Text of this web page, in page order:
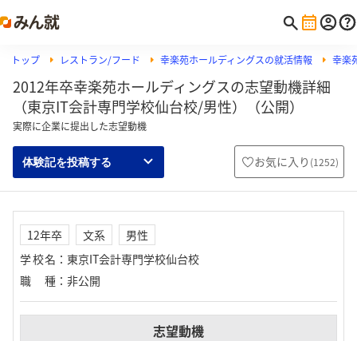
トップ レストラン/フード 幸楽苑ホールディングスの就活情報 幸楽
2012年卒幸楽苑ホールディングスの志望動機詳細
（東京IT会計専門学校仙台校/男性）（公開）
実際に企業に提出した志望動機
体験記を投稿する お気に入り (1252)
12年卒 文系
男性
学校名 ： 東京IT会計専門学校仙台校
職種 ： 非公開
志望動機